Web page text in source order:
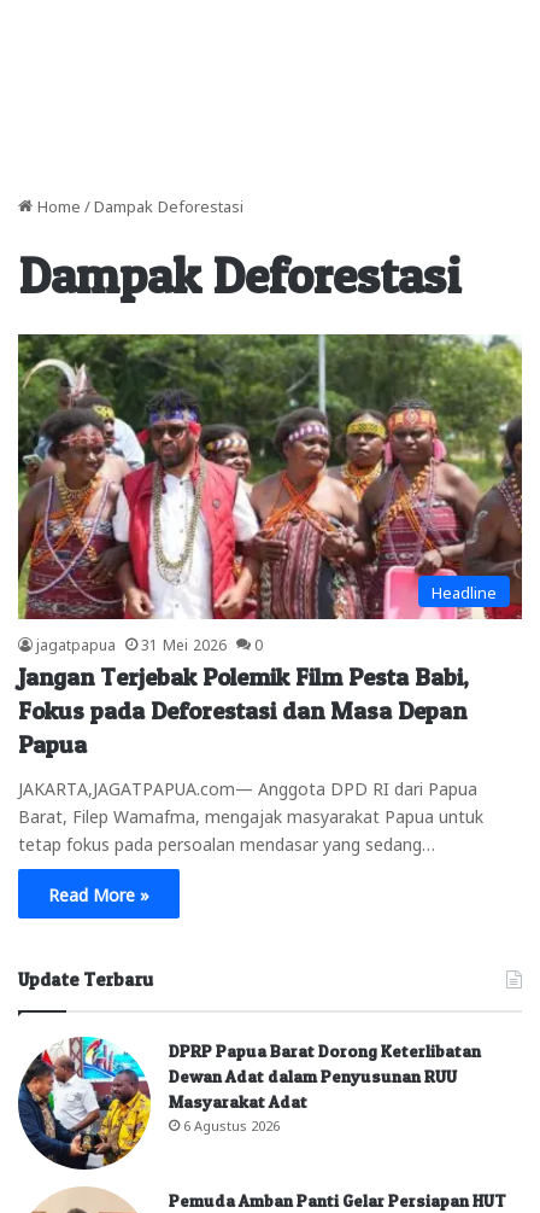
Home / Dampak Deforestasi
Dampak Deforestasi
Headline
jagatpapua 31 Mei 2026 0
Jangan Terjebak Polemik Film Pesta Babi,
Fokus pada Deforestasi dan Masa Depan
Papua
JAKARTA,JAGATPAPUA.com— Anggota DPD RI dari Papua
Barat, Filep Wamafma, mengajak masyarakat Papua untuk
tetap fokus pada persoalan mendasar yang sedang…
Read More »
Update Terbaru
DPRP Papua Barat Dorong Keterlibatan
Dewan Adat dalam Penyusunan RUU
Masyarakat Adat
6 Agustus 2026
Pemuda Amban Panti Gelar Persiapan HUT